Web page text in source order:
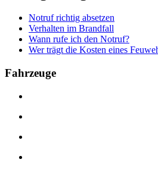
Notruf richtig absetzen
Verhalten im Brandfall
Wann rufe ich den Notruf?
Wer trägt die Kosten eines
Fahrzeuge